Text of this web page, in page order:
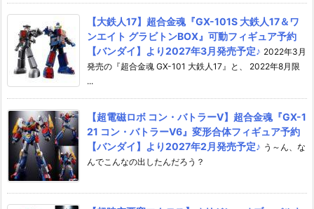
【大鉄人17】超合金魂『GX-101S 大鉄人17＆ワ
ンエイト グラビトンBOX』可動フィギュア予約
【バンダイ】より2027年3月発売予定♪ 2022年3月
発売の『超合金魂 GX-101 大鉄人17』と、 2022年8月限
...
【超電磁ロボ コン・バトラーV】超合金魂『GX-1
21 コン・バトラーV6』変形合体フィギュア予約
【バンダイ】より2027年2月発売予定♪ う～ん、な
んでこんなの出したんだろう？